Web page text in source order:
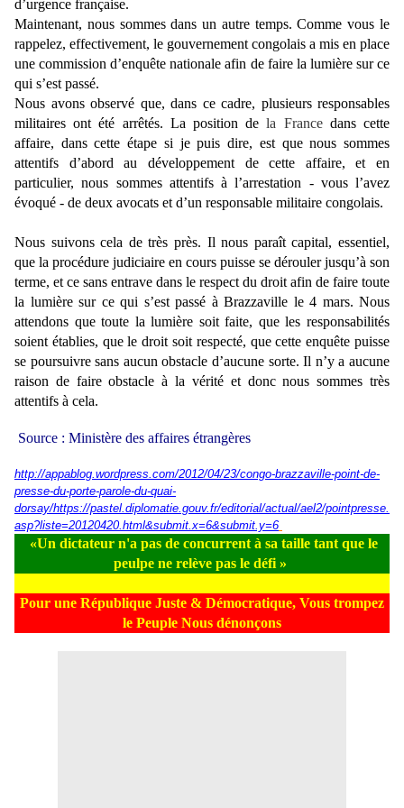
d’urgence française.
Maintenant, nous sommes dans un autre temps. Comme vous le
rappelez, effectivement, le gouvernement congolais a mis en place
une commission d’enquête nationale afin de faire la lumière sur ce
qui s’est passé.
Nous avons observé que, dans ce cadre, plusieurs responsables
militaires ont été arrêtés. La position de la France dans cette
affaire, dans cette étape si je puis dire, est que nous sommes
attentifs d’abord au développement de cette affaire, et en
particulier, nous sommes attentifs à l’arrestation - vous l’avez
évoqué - de deux avocats et d’un responsable militaire congolais.
Nous suivons cela de très près. Il nous paraît capital, essentiel,
que la procédure judiciaire en cours puisse se dérouler jusqu’à son
terme, et ce sans entrave dans le respect du droit afin de faire toute
la lumière sur ce qui s’est passé à Brazzaville le 4 mars. Nous
attendons que toute la lumière soit faite, que les responsabilités
soient établies, que le droit soit respecté, que cette enquête puisse
se poursuivre sans aucun obstacle d’aucune sorte. Il n’y a aucune
raison de faire obstacle à la vérité et donc nous sommes très
attentifs à cela.
Source : Ministère des affaires étrangères
http://appablog.wordpress.com/2012/04/23/congo-brazzaville-point-de-
presse-du-porte-parole-du-quai-
dorsay/https://pastel.diplomatie.gouv.fr/editorial/actual/ael2/pointpresse.
asp?liste=20120420.html&submit.x=6&submit.y=6
«Un dictateur n'a pas de concurrent à sa taille tant que le
peulpe ne relève pas le défi »
Pour une République Juste & Démocratique, Vous trompez
le Peuple Nous dénonçons